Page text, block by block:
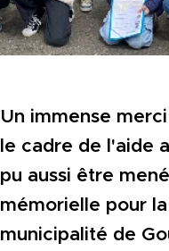
Un immense
le cadre de l'aide
pu aussi être
mémorielle pour
municipalité de